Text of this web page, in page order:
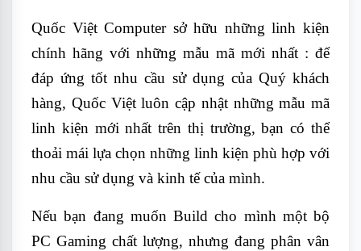
Quốc Việt Computer sở hữu những linh kiện
chính hãng với những mẫu mã mới nhất : để
đáp ứng tốt nhu cầu sử dụng của Quý khách
hàng, Quốc Việt luôn cập nhật những mẫu mã
linh kiện mới nhất trên thị trường, bạn có thể
thoải mái lựa chọn những linh kiện phù hợp với
nhu cầu sử dụng và kinh tế của mình.
Nếu bạn đang muốn Build cho mình một bộ
PC Gaming chất lượng, nhưng đang phân vân